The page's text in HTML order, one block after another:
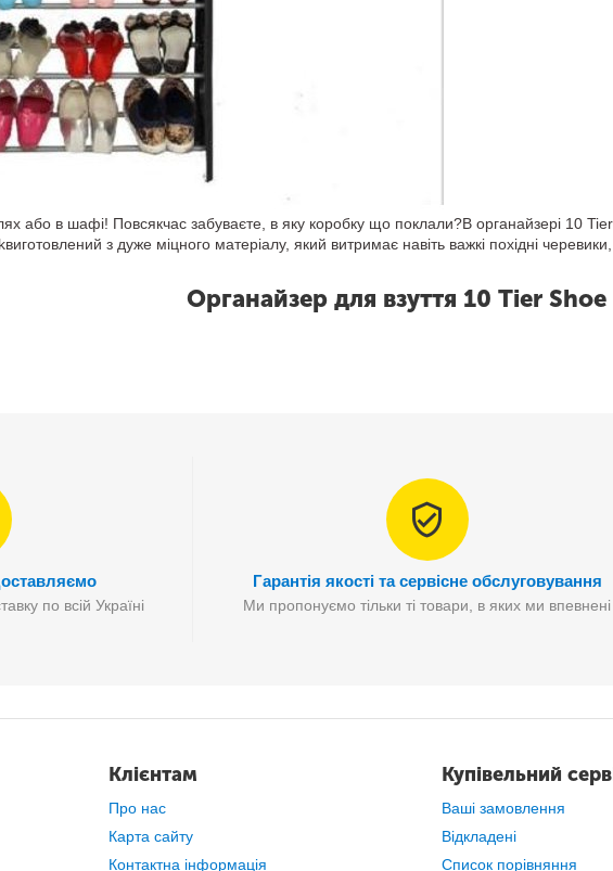
або в шафі! Повсякчас забуваєте, в яку коробку що поклали?В органайзері 10
з дуже міцного матеріалу, який витримає навіть важкі похідні
Органайзер для взуття 10 Tier Shoe
по всій Україні
Гарантія якості та сервісне обслуговування
Ми пропонуємо тільки ті товари, в яких ми впевнені
Клієнтам
Про нас
Карта сайту
Контактна інформація
Купівельний
Ваші замовлення
Відкладені
Список порівняння